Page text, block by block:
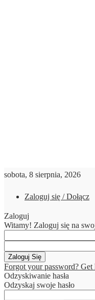
sobota, 8 sierpnia, 2026
Zaloguj się / Dołącz
Zaloguj
Witamy! Zaloguj się na
Forgot your password? Get
Odzyskiwanie hasła
Odzyskaj swoje hasło